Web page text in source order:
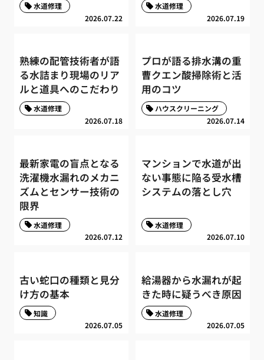
2026.07.22
水道修理
2026.07.19
水道修理
熟練の配管技術者が語
る水詰まり現場のリア
ルと道具へのこだわり
2026.07.18
水道修理
プロが語る排水溝の重
曹クエン酸掃除術と活
用のコツ
2026.07.14
ハウスクリーニング
最新家電の盲点となる
洗濯機水漏れのメカニ
ズムとセンサー技術の
限界
2026.07.12
水道修理
マンションで水道が出
ない事態に陥る受水槽
システムの落とし穴
2026.07.10
水道修理
古い蛇口の種類と見分
け方の基本
2026.07.05
知識
給湯器から水漏れが起
きた時に疑うべき原因
2026.07.05
水道修理